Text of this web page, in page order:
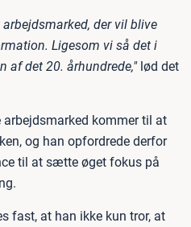
der vil blive
Ligesom vi så det i
af det 20. århundrede,"lød det
arbejdsmarked kommer til at
og han opfordrede derfor
til at sætte øget fokus på
fast, at han ikke kun tror, at